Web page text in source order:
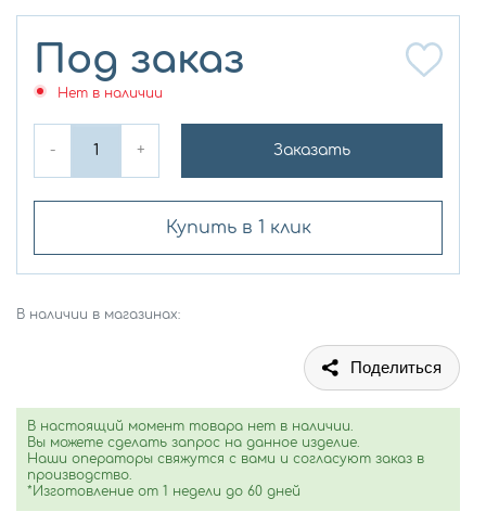
Под заказ
Нет в наличии
- + Заказать
Купить в 1 клик
В наличии в магазинах:
Поделиться
В настоящий момент товара нет в наличии.
Вы можете сделать запрос на данное изделие.
Наши операторы свяжутся с вами и согласуют заказ в
производство.
*Изготовление от 1 недели до 60 дней